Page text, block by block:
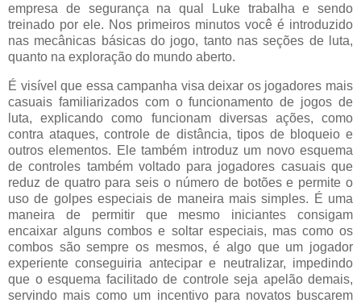
empresa de segurança na qual Luke trabalha e sendo
treinado por ele. Nos primeiros minutos você é introduzido
nas mecânicas básicas do jogo, tanto nas seções de luta,
quanto na exploração do mundo aberto.
É visível que essa campanha visa deixar os jogadores mais
casuais familiarizados com o funcionamento de jogos de
luta, explicando como funcionam diversas ações, como
contra ataques, controle de distância, tipos de bloqueio e
outros elementos. Ele também introduz um novo esquema
de controles também voltado para jogadores casuais que
reduz de quatro para seis o número de botões e permite o
uso de golpes especiais de maneira mais simples. É uma
maneira de permitir que mesmo iniciantes consigam
encaixar alguns combos e soltar especiais, mas como os
combos são sempre os mesmos, é algo que um jogador
experiente conseguiria antecipar e neutralizar, impedindo
que o esquema facilitado de controle seja apelão demais,
servindo mais como um incentivo para novatos buscarem